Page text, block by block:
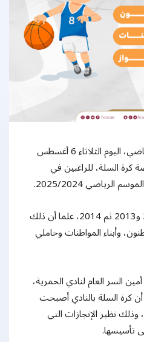
فتح نادي الحمرية الثقافي الرياضي، اليوم الثلاثاء 6 أغسطس
كرة السلة، للراغبين في
2025/2024.
التسجيل يشمل مواليد 2012 و2013 ثم 2014، علما أن ذلك
مواطنون، وأبناء المواطنات وحاملي
السر العام لنادي الحمرية،
كرة السلة بالنادي أصبحت
نظير الإنجازات التي